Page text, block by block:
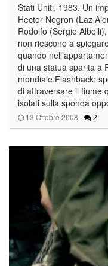
13 Ottobre 2008 - 2
Stati Uniti, 1983. Un
Hector Negron (Laz
Rodolfo (Sergio
non riescono a
quando
di una statua sparita a
mondiale.Flashback:
di attraversare il fiume
isolati sulla sponda